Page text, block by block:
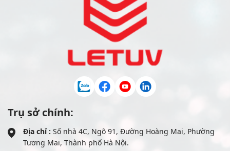
Trụ sở chính:
Địa chỉ : Số nhà 4C, Ngõ 91, Đường Hoàng Mai, Phường
Tương Mai, Thành phố Hà Nội.